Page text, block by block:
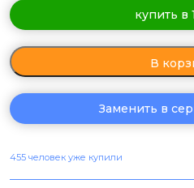
купить в
В
Заменить в
455 человек уже купили